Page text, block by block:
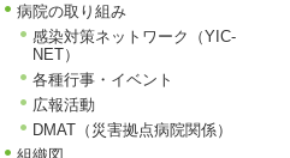
病院の取り組み
感染対策ネットワーク（YIC-
NET）
各種行事・イベント
広報活動
DMAT（災害拠点病院関係）